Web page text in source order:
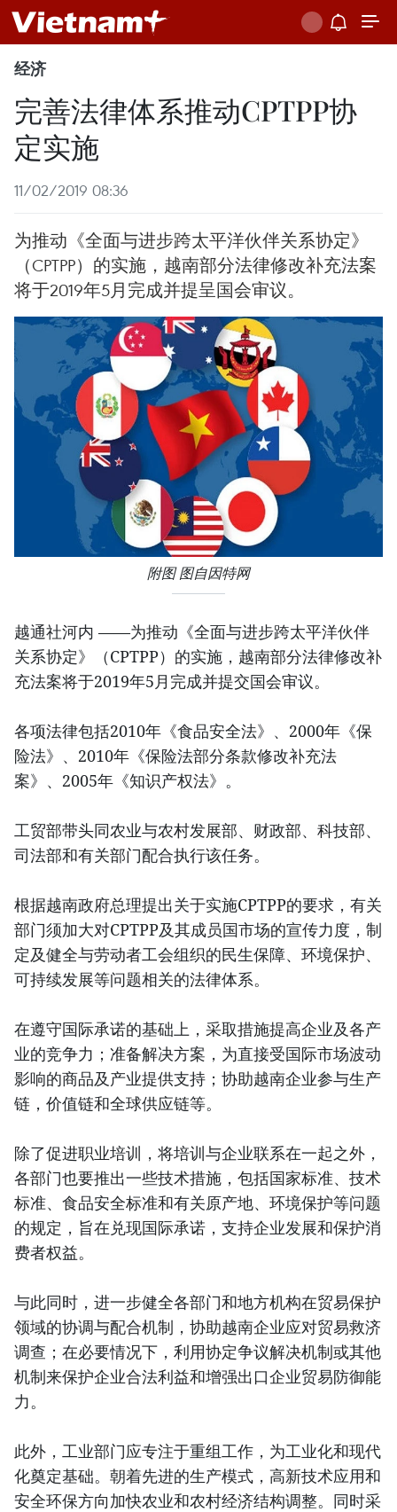
经济
完善法律体系推动CPTPP协
定实施
11/02/2019 08:36
为推动《全面与进步跨太平洋伙伴关系协定》
（CPTPP）的实施，越南部分法律修改补充法案
将于2019年5月完成并提呈国会审议。
附图 图自因特网
越通社河内 ——为推动《全面与进步跨太平洋伙伴
关系协定》（CPTPP）的实施，越南部分法律修改补
充法案将于2019年5月完成并提交国会审议。
各项法律包括2010年《食品安全法》、2000年《保
险法》、2010年《保险法部分条款修改补充法
案》、2005年《知识产权法》。
工贸部带头同农业与农村发展部、财政部、科技部、
司法部和有关部门配合执行该任务。
根据越南政府总理提出关于实施CPTPP的要求，有关
部门须加大对CPTPP及其成员国市场的宣传力度，制
定及健全与劳动者工会组织的民生保障、环境保护、
可持续发展等问题相关的法律体系。
在遵守国际承诺的基础上，采取措施提高企业及各产
业的竞争力；准备解决方案，为直接受国际市场波动
影响的商品及产业提供支持；协助越南企业参与生产
链，价值链和全球供应链等。
除了促进职业培训，将培训与企业联系在一起之外，
各部门也要推出一些技术措施，包括国家标准、技术
标准、食品安全标准和有关原产地、环境保护等问题
的规定，旨在兑现国际承诺，支持企业发展和保护消
费者权益。
与此同时，进一步健全各部门和地方机构在贸易保护
领域的协调与配合机制，协助越南企业应对贸易救济
调查；在必要情况下，利用协定争议解决机制或其他
机制来保护企业合法利益和增强出口企业贸易防御能
力。
此外，工业部门应专注于重组工作，为工业化和现代
化奠定基础。朝着先进的生产模式，高新技术应用和
安全环保方向加快农业和农村经济结构调整。同时采